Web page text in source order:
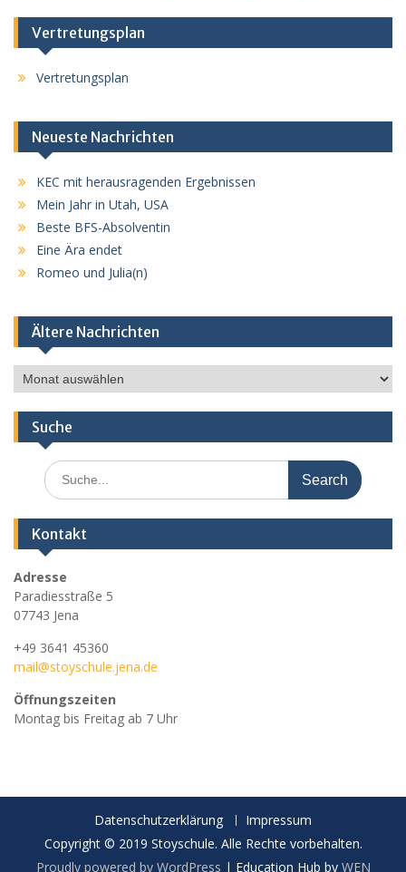
Vertretungsplan
Vertretungsplan
Neueste Nachrichten
KEC mit herausragenden Ergebnissen
Mein Jahr in Utah, USA
Beste BFS-Absolventin
Eine Ära endet
Romeo und Julia(n)
Ältere Nachrichten
Ältere
Nachrichten
Suche
Search
for:
Kontakt
Adresse
Paradiesstraße 5
07743 Jena
+49 3641 45360
mail@stoyschule.jena.de
Öffnungszeiten
Montag bis Freitag ab 7 Uhr
Datenschutzerklärung
Impressum
Copyright © 2019 Stoyschule. Alle Rechte vorbehalten.
Proudly powered by WordPress | Education Hub by WEN